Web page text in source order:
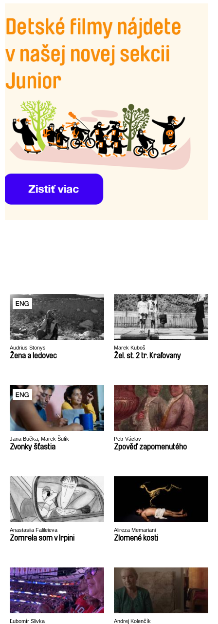
Audrius Stonys
Žena a ledovec
Marek Kuboš
Žel. st. 2 tr. Kraľovany
Jana Bučka, Marek Šulík
Zvonky šťastia
Petr Václav
Zpověď zapomenutého
Anastasiia Falileieva
Zomrela som v Irpini
Alireza Memariani
Zlomené kosti
Ľubomír Slivka Andrej Kolenčík